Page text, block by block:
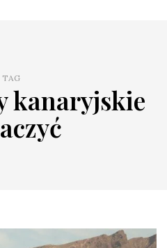
TAG
kanaryjskie